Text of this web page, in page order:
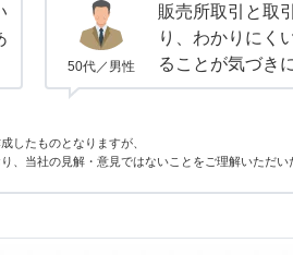
50代／男性
販売所取引と取
り、わかりにく
ることが気づき
したものとなりますが、
当社の見解・意見ではないことをご理解いただい